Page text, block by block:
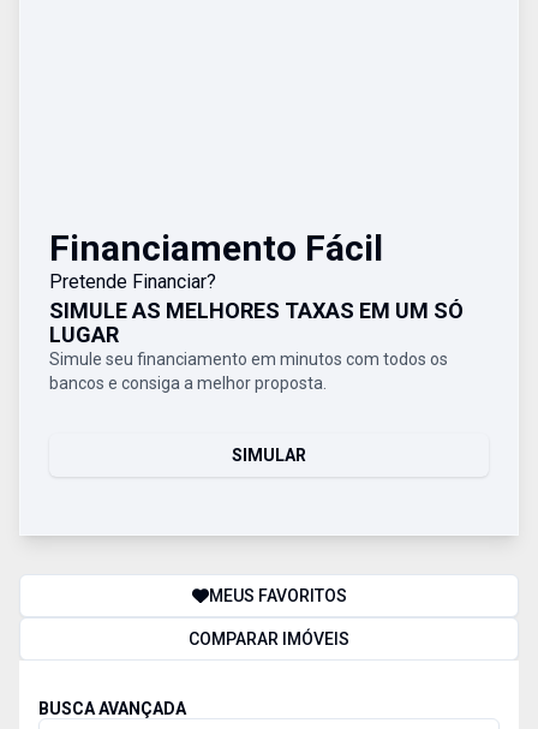
Financiamento Fácil
Pretende Financiar?
SIMULE AS MELHORES TAXAS EM UM SÓ
LUGAR
Simule seu financiamento em minutos com todos os
bancos e consiga a melhor proposta.
SIMULAR
MEUS FAVORITOS
COMPARAR IMÓVEIS
BUSCA AVANÇADA